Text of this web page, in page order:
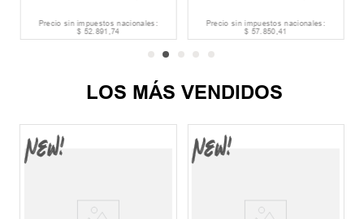
Precio sin impuestos nacionales:
$ 52.891,74
Precio sin impuestos nacionales:
$ 57.850,41
LOS MÁS VENDIDOS